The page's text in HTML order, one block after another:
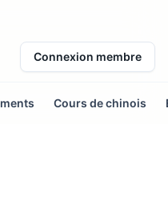
Connexion membre
Cours de chinois